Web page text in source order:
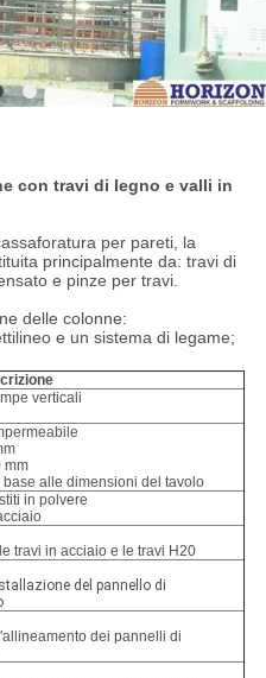
con travi di legno e valli in
per pareti, la
principalmente da: travi di
e pinze per travi.
delle colonne:
e un sistema di legame;
verticali
mm
base alle dimensioni del tavolo
in polvere
travi in acciaio e le travi H20
del pannello di
dei pannelli di